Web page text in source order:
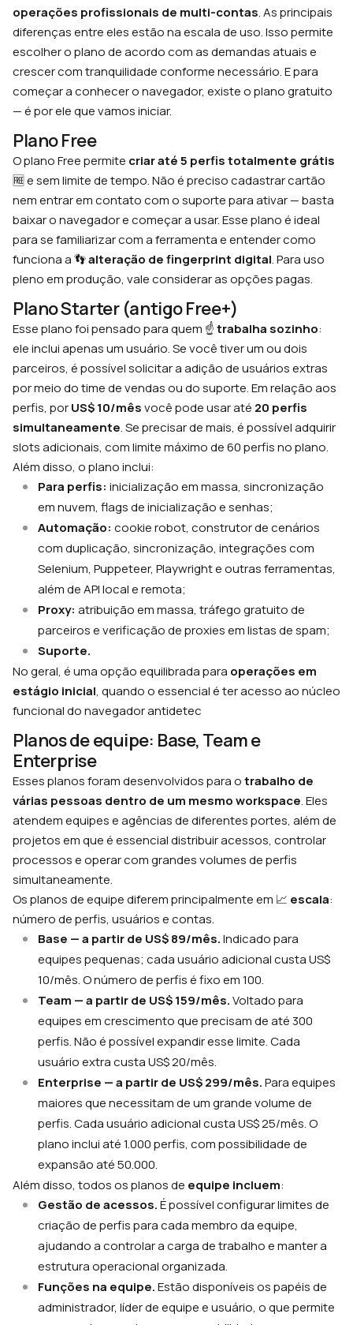
operações profissionais de multi-contas. As principais
diferenças entre eles estão na escala de uso. Isso permite
escolher o plano de acordo com as demandas atuais e
crescer com tranquilidade conforme necessário. E para
começar a conhecer o navegador, existe o plano gratuito
— é por ele que vamos iniciar.
Plano Free
O plano Free permite criar até 5 perfis totalmente grátis
🆓 e sem limite de tempo. Não é preciso cadastrar cartão
nem entrar em contato com o suporte para ativar — basta
baixar o navegador e começar a usar. Esse plano é ideal
para se familiarizar com a ferramenta e entender como
funciona a 👣alteração de fingerprint digital. Para uso
pleno em produção, vale considerar as opções pagas.
Plano Starter (antigo Free+)
Esse plano foi pensado para quem ☝️trabalha sozinho:
ele inclui apenas um usuário. Se você tiver um ou dois
parceiros, é possível solicitar a adição de usuários extras
por meio do time de vendas ou do suporte. Em relação aos
perfis, porUS$ 10/mêsvocê pode usar até 20 perfis
simultaneamente. Se precisar de mais, é possível adquirir
slots adicionais, com limite máximo de 60 perfis no plano.
Além disso, o plano inclui:
Para perfis: inicialização em massa, sincronização
em nuvem, flags de inicialização e senhas;
Automação: cookie robot, construtor de cenários
com duplicação, sincronização, integrações com
Selenium, Puppeteer, Playwright e outras ferramentas,
além de API local e remota;
Proxy: atribuição em massa, tráfego gratuito de
parceiros e verificação de proxies em listas de spam;
Suporte.
No geral, é uma opção equilibrada para operações em
estágio inicial, quando o essencial é ter acesso ao núcleo
funcional do navegador antidetec
Planos de equipe: Base, Team e
Enterprise
Esses planos foram desenvolvidos para otrabalho de
várias pessoas dentro de um mesmo workspace. Eles
atendem equipes e agências de diferentes portes, além de
projetos em que é essencial distribuir acessos, controlar
processos e operar com grandes volumes de perfis
simultaneamente.
Os planos de equipe diferem principalmente em 📈 escala:
número de perfis, usuários e contas.
Base — a partir de US$ 89/mês.Indicado para
equipes pequenas; cada usuário adicional custa US$
10/mês. O número de perfis é fixo em 100.
Team — a partir de US$ 159/mês.Voltado para
equipes em crescimento que precisam de até 300
perfis. Não é possível expandir esse limite. Cada
usuário extra custa US$ 20/mês.
Enterprise — a partir de US$ 299/mês.Para equipes
maiores que necessitam de um grande volume de
perfis. Cada usuário adicional custa US$ 25/mês. O
plano inclui até 1.000 perfis, com possibilidade de
expansão até 50.000.
Além disso, todos os planos de equipe incluem:
Gestão de acessos.É possível configurar limites de
criação de perfis para cada membro da equipe,
ajudando a controlar a carga de trabalho e manter a
estrutura operacional organizada.
Funções na equipe.Estão disponíveis os papéis de
administrador, líder de equipe e usuário, o que permite